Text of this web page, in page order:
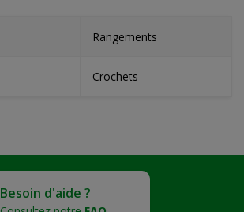
Rangements
Crochets
Besoin d'aide ?